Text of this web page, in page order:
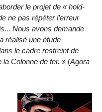
le projet de « hold-
ne pas répéter l’erreur
Nous avons demande
réalisé une étude
le cadre restreint de
la Colonne de fer. » (Agora